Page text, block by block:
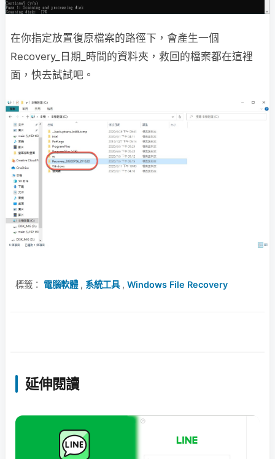
在你指定放置復原檔案的路徑下，會產生一個
Recovery_日期_時間的資料夾，救回的檔案都在這裡
面，快去試試吧。
標籤： 電腦軟體, 系統工具, Windows File Recovery
延伸閱讀